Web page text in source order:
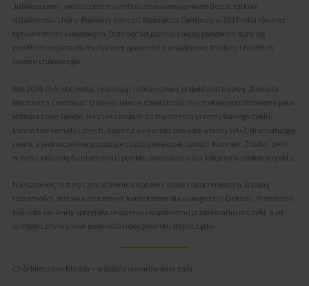
Jubileuszowy, jednocześnie symbolicznie nawiązywało do początków
działalności chóru. Pierwszy koncert Risonanza Continua w 2017 roku również
był koncertem kolędowym. Dziesięć lat później kolędy ponownie stały się
punktem wyjścia do muzycznej opowieści o wspólnocie, tradycji i źródłach
śpiewu chóralnego.
Rok 2026 chór obchodzi, realizując jubileuszowy projekt pod nazwą „Dekada
Risonanza Continua”. Dziesięciolecie działalności nie zostało potraktowane jako
jednorazowe święto, lecz jako impuls do stworzenia przemyślanego cyklu
koncertów tematycznych. Każde z wydarzeń posiada własny tytuł, dramaturgię
i sens, a jednocześnie pozostaje częścią większej całości. Koncert „Źródło” pełni
w tym cyklu rolę fundamentu i punktu odniesienia dla kolejnych odsłon projektu.
Nikiszowiec, historyczna dzielnica Katowic silnie zakorzeniona w śląskiej
tożsamości, stał się naturalnym kontekstem dla inauguracji Dekady. Przestrzeń
kościoła św. Anny sprzyjała skupieniu i wspólnemu przeżywaniu muzyki, a jej
symboliczny wymiar podkreślał ideę powrotu do początku.
Chór Mieszany Klaster – wspólne otwarcie wieczoru